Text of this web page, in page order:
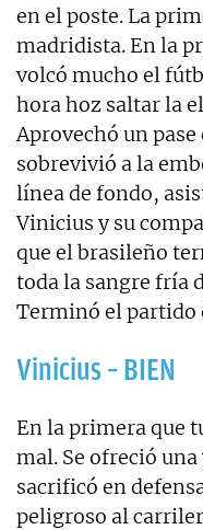
en el poste. La
madridista. En la
volcó mucho el
hora hoz saltar la
Aprovechó un
sobrevivió a la
línea de fondo,
Vinicius y su
que el brasileño
toda la sangre fría
Terminó el partido
Vinicius – BIEN
En la primera que
mal. Se ofreció
sacrificó en
peligroso al